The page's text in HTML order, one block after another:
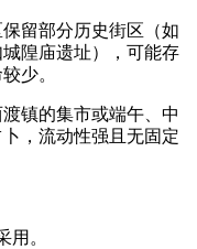
留部分历史街区（如
隍庙遗址），可能存
少。
镇的集市或端午、中
，流动性强且无固定
用。